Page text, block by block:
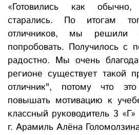
«Готовились как
старались. По итогам
отличников, мы решили
попробовать. Получилось с
радостно. Мы очень
регионе существует такой
отличник", потому что
повышать мотивацию к
классный руководитель 3
г. Арамиль Алёна